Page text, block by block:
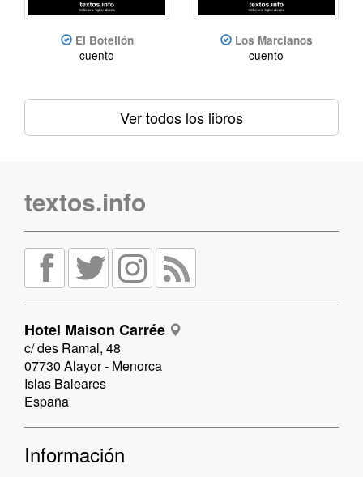
El Botellón
cuento
Los Marcianos
cuento
Ver todos los libros
textos.info
Hotel Maison Carrée
c/ des Ramal, 48
07730 Alayor - Menorca
Islas Baleares
España
Información